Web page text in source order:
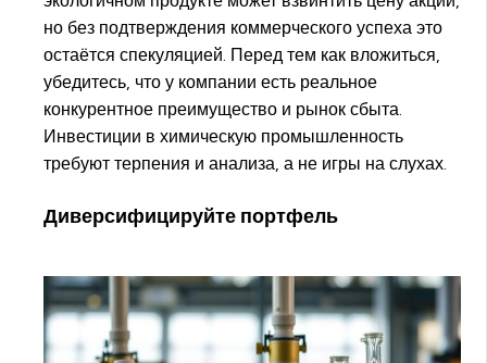
но без подтверждения коммерческого успеха это
остаётся спекуляцией. Перед тем как вложиться,
убедитесь, что у компании есть реальное
конкурентное преимущество и рынок сбыта.
Инвестиции в химическую промышленность
требуют терпения и анализа, а не игры на слухах.
Диверсифицируйте портфель